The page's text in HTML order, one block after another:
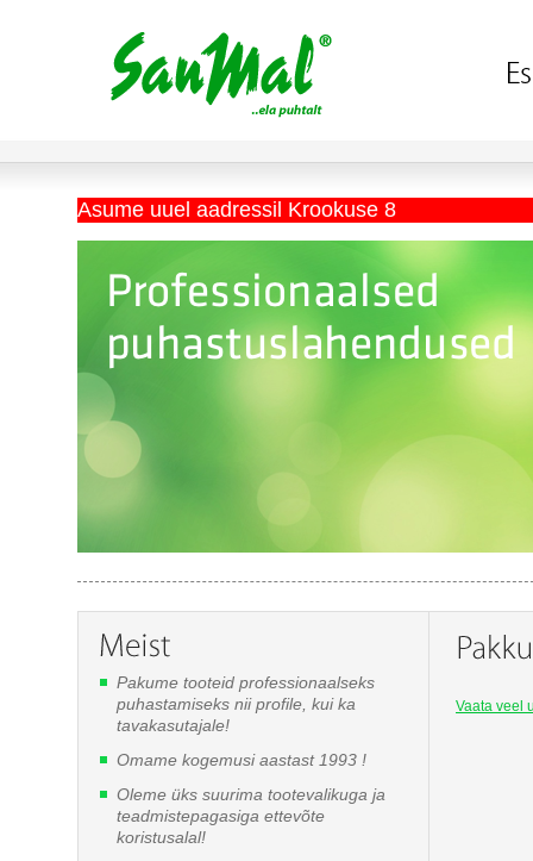
Asume uuel aadressil Krookuse 8
Vaata veel
Pakume tooteid professionaalseks
puhastamiseks nii profile, kui ka
tavakasutajale!
Omame kogemusi aastast 1993 !
Oleme üks suurima tootevalikuga ja
teadmistepagasiga ettevõte
koristusalal!